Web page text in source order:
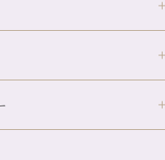
いのペースで通うのがおすすめ？
きすぎた場所にずっといると、、、
店24周年！
体を整えておくメリット
泉天山の湯店
急山田店（24）
筋店